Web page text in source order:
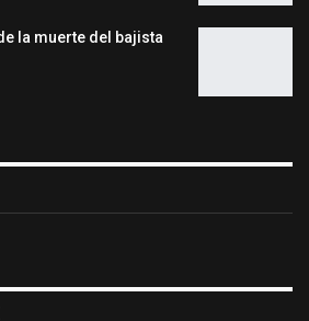
la muerte del bajista